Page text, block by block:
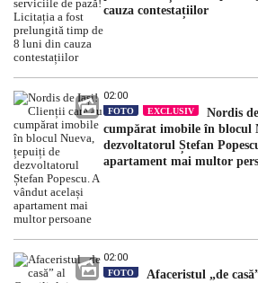
cauza contestațiilor
02:00
FOTO EXCLUSIV
Nordis
cumpărat imobile în blocul
dezvoltatorul Ștefan
apartament mai multor
02:00
FOTO
Afaceristul „de